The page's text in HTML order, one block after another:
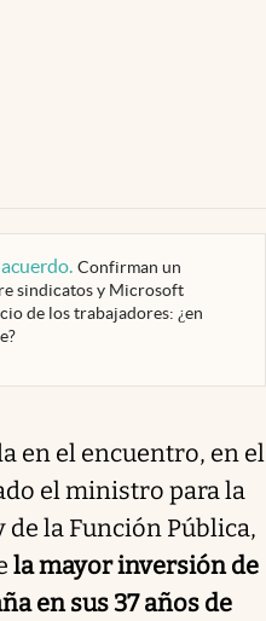
. Confirman un
sindicatos y Microsoft
de los trabajadores: ¿en
en el encuentro, en el
el ministro para la
la Función Pública,
la mayor inversión de
en sus 37 años de